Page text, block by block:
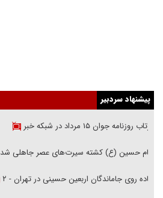
پیشنهاد سردبیر
بازتاب روزنامه جوان ۱۵ مرداد در شبکه خبر
امام حسین (ع) کشته سیرت‌های عصر جاهلی شد
پیاده روی جاماندگان اربعین حسینی در تهران - ۲